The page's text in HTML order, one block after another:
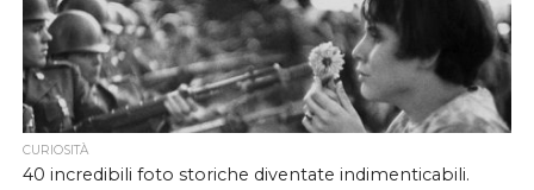
CURIOSITÀ
40 incredibili foto storiche diventate indimenticabili.